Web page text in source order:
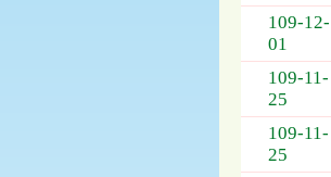
期、
截
期、
109-12-
01
109-11-
25
109-11-
25